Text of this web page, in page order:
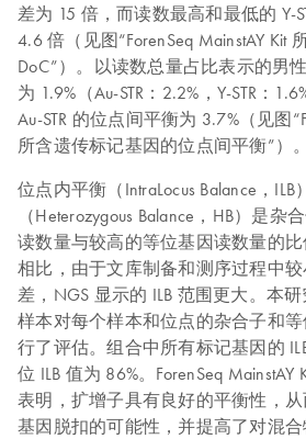
差为 15 倍，而读数最高和最低的 Y-
4.6 倍（见图“ForenSeq MainstAY Kit
DoC”）。以读数总量占比表示的男
为 1.9%（Au-STR：2.2%，Y-STR：
Au-STR 的位点间平衡为 3.7%（见图
所含遗传标记基因的位点间平衡”）。
位点内平衡（IntraLocus Balance，
（Heterozygous Balance，HB）是
读数量与较高的等位基因读数量的比
相比，由于文库制备和测序过程中
差，NGS 显示的 ILB 范围更大。本
样本对每个样本和位点的杂合子和等
行了评估。组合中所有标记基因的
位 ILB 值为 86%。ForenSeq
表明，扩增子具有良好的平衡性，
基因脱扣的可能性，并提高了对混